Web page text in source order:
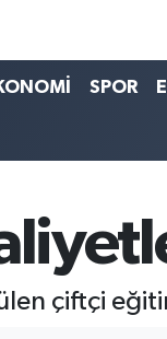
SPOR
çiftçi